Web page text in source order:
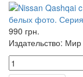
990 грн.
Издательство: Мир